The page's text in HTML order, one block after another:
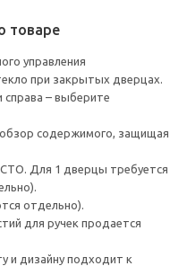
товаре
управления
при закрытых дверцах.
справа – выберите
содержимого, защищая
Для 1 дверцы требуется
отдельно).
для ручек продается
и дизайну подходит к